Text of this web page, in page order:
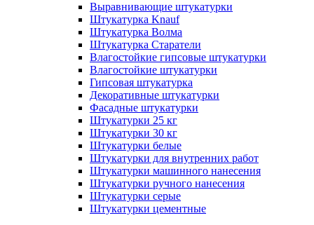
Выравнивающие штукатурки
Штукатурка Knauf
Штукатурка Волма
Штукатурка Старатели
Влагостойкие гипсовые штукатурки
Влагостойкие штукатурки
Гипсовая штукатурка
Декоративные штукатурки
Фасадные штукатурки
Штукатурки 25 кг
Штукатурки 30 кг
Штукатурки белые
Штукатурки для внутренних работ
Штукатурки машинного нанесения
Штукатурки ручного нанесения
Штукатурки серые
Штукатурки цементные